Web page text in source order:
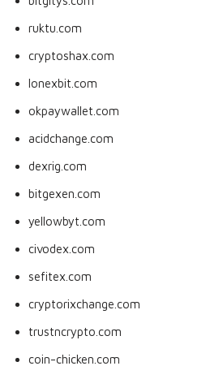
ruktu.com
cryptoshax.com
lonexbit.com
okpaywallet.com
acidchange.com
dexrig.com
bitgexen.com
yellowbyt.com
civodex.com
sefitex.com
cryptorixchange.com
trustncrypto.com
coin-chicken.com